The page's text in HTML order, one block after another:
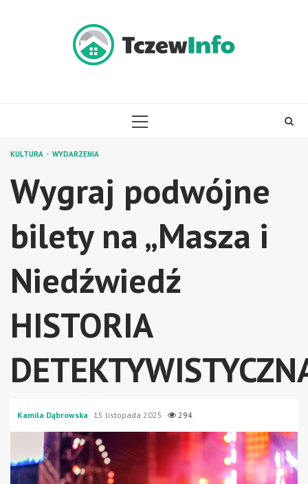
PRIMARY
KULTURA WYDARZENIA
Wygraj podwójne
bilety na „Masza i
Niedźwiedź
HISTORIA
Kamila Dąbrowska 15 listopada 2025 294